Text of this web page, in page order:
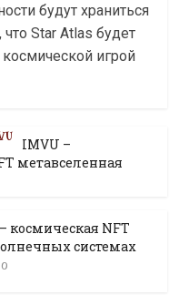
будут храниться
Star Atlas будет
игрой
IMVU –
метавселенная
космическая NFT
системах
0